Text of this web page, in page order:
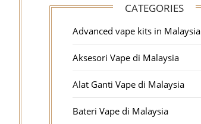
CATEGORIES
Advanced vape kits in Malaysia
Aksesori Vape di Malaysia
Alat Ganti Vape di Malaysia
Bateri Vape di Malaysia